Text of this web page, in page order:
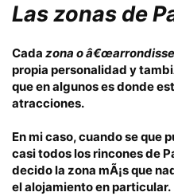
Las zonas de
Cada zona o
propia personalidad y
que en algunos es donde
atracciones.
En mi caso, cuando se que
casi todos los rincones de
decido la zona mÃ¡s que
el alojamiento en particular.